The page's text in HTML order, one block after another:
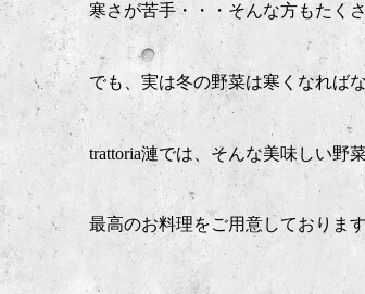
寒さが苦手・・・そんな方もたく
でも、実は冬の野菜は寒くなれば
trattoria漣では、そんな美味しい野
最高のお料理をご用意しております